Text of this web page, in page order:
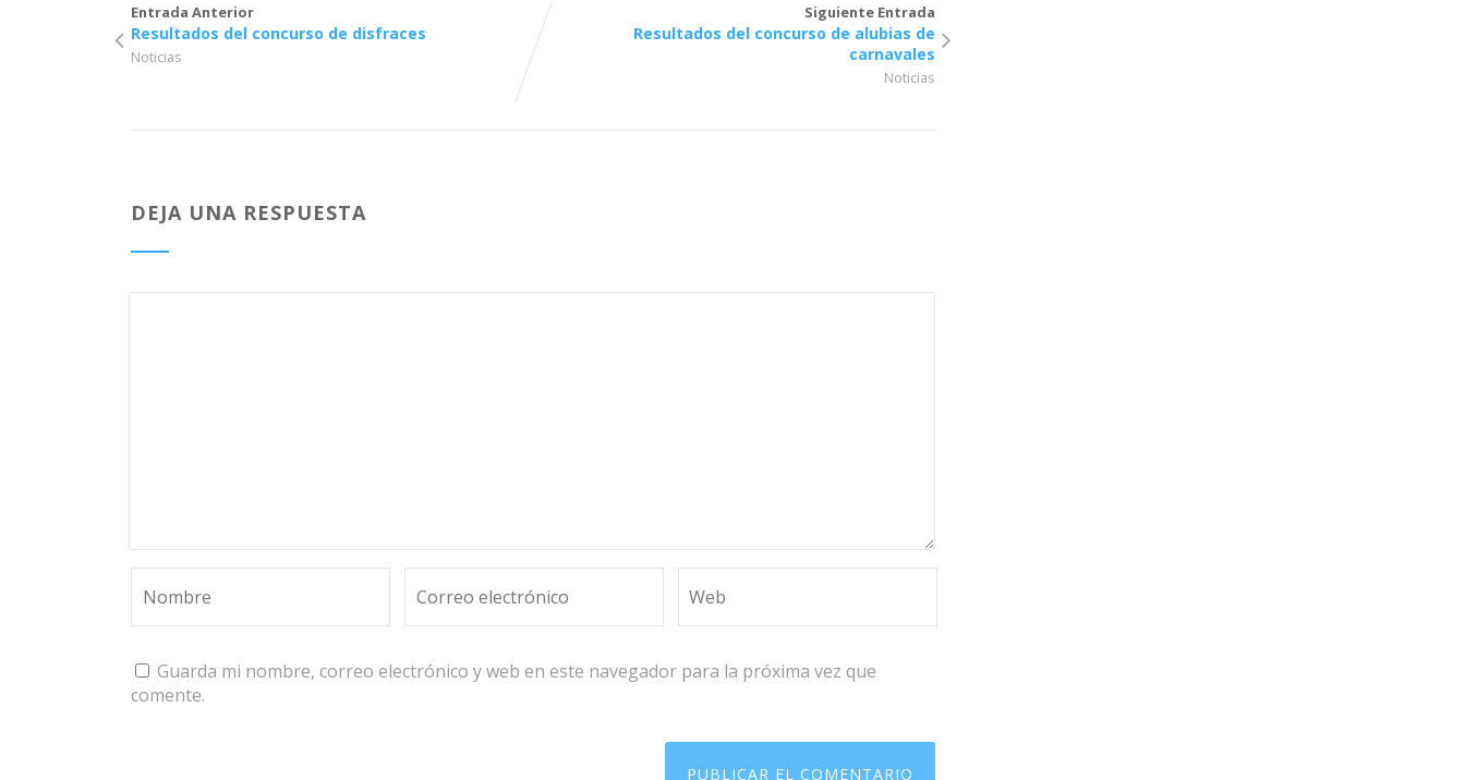
Entrada Anterior
Resultados del concurso de disfraces
Noticias
Siguiente Entrada
Resultados del concurso de alubias de
carnavales
Noticias
DEJA UNA RESPUESTA
Guarda mi nombre, correo electrónico y web en este navegador para la próxima vez que
comente.